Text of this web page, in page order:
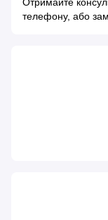
телефону, або